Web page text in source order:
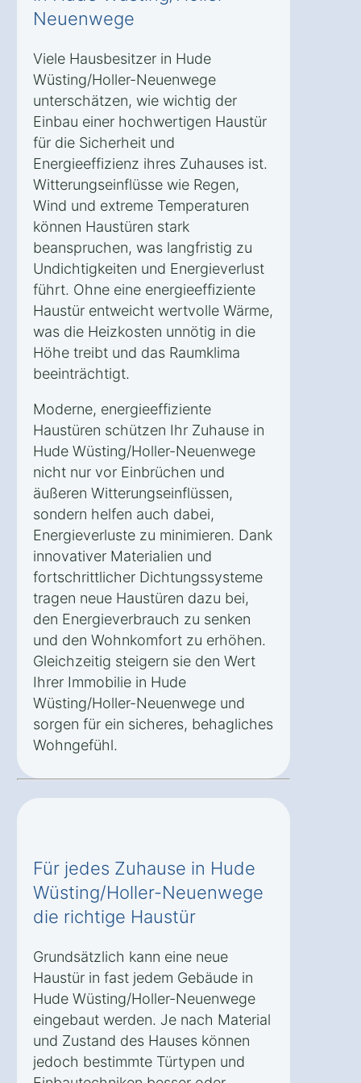
Neuenwege
Viele Hausbesitzer in Hude
Wüsting/Holler-Neuenwege
unterschätzen, wie wichtig der
Einbau einer hochwertigen Haustür
für die Sicherheit und
Energieeffizienz ihres Zuhauses ist.
Witterungseinflüsse wie Regen,
Wind und extreme Temperaturen
können Haustüren stark
beanspruchen, was langfristig zu
Undichtigkeiten und Energieverlust
führt. Ohne eine energieeffiziente
Haustür entweicht wertvolle Wärme,
was die Heizkosten unnötig in die
Höhe treibt und das Raumklima
beeinträchtigt.
Moderne, energieeffiziente
Haustüren schützen Ihr Zuhause in
Hude Wüsting/Holler-Neuenwege
nicht nur vor Einbrüchen und
äußeren Witterungseinflüssen,
sondern helfen auch dabei,
Energieverluste zu minimieren. Dank
innovativer Materialien und
fortschrittlicher Dichtungssysteme
tragen neue Haustüren dazu bei,
den Energieverbrauch zu senken
und den Wohnkomfort zu erhöhen.
Gleichzeitig steigern sie den Wert
Ihrer Immobilie in Hude
Wüsting/Holler-Neuenwege und
sorgen für ein sicheres, behagliches
Wohngefühl.
Für jedes Zuhause in Hude
Wüsting/Holler-Neuenwege
die richtige Haustür
Grundsätzlich kann eine neue
Haustür in fast jedem Gebäude in
Hude Wüsting/Holler-Neuenwege
eingebaut werden. Je nach Material
und Zustand des Hauses können
jedoch bestimmte Türtypen und